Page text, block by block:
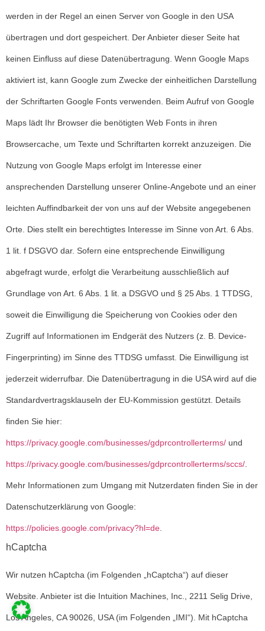
werden in der Regel an einen Server von Google in den USA
übertragen und dort gespeichert. Der Anbieter dieser Seite hat
keinen Einfluss auf diese Datenübertragung. Wenn Google Maps
aktiviert ist, kann Google zum Zwecke der einheitlichen Darstellung
der Schriftarten Google Fonts verwenden. Beim Aufruf von Google
Maps lädt Ihr Browser die benötigten Web Fonts in ihren
Browsercache, um Texte und Schriftarten korrekt anzuzeigen. Die
Nutzung von Google Maps erfolgt im Interesse einer
ansprechenden Darstellung unserer Online-Angebote und an einer
leichten Auffindbarkeit der von uns auf der Website angegebenen
Orte. Dies stellt ein berechtigtes Interesse im Sinne von Art. 6 Abs.
1 lit. f DSGVO dar. Sofern eine entsprechende Einwilligung
abgefragt wurde, erfolgt die Verarbeitung ausschließlich auf
Grundlage von Art. 6 Abs. 1 lit. a DSGVO und § 25 Abs. 1 TTDSG,
soweit die Einwilligung die Speicherung von Cookies oder den
Zugriff auf Informationen im Endgerät des Nutzers (z. B. Device-
Fingerprinting) im Sinne des TTDSG umfasst. Die Einwilligung ist
jederzeit widerrufbar. Die Datenübertragung in die USA wird auf die
Standardvertragsklauseln der EU-Kommission gestützt. Details
finden Sie hier:
https://privacy.google.com/businesses/gdprcontrollerterms/ und
https://privacy.google.com/businesses/gdprcontrollerterms/sccs/
Mehr Informationen zum Umgang mit Nutzerdaten finden Sie in der
Datenschutzerklärung von Google:
https://policies.google.com/privacy?hl=de
hCaptcha
Wir nutzen hCaptcha (im Folgenden „hCaptcha“) auf dieser
Website. Anbieter ist die Intuition Machines, Inc., 2211 Selig Drive,
Los Angeles, CA 90026, USA (im Folgenden „IMI“). Mit hCaptcha